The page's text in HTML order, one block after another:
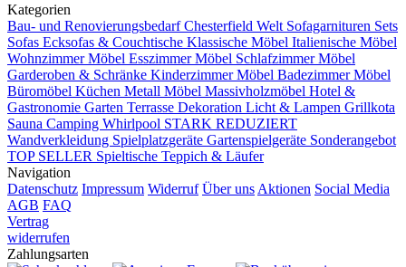
Kategorien
Bau- und RenovierungsbedarfChesterfield Welt Sofagarnituren Sets
Sofas Ecksofas & Couchtische Klassische Möbel Italienische Möbel
Wohnzimmer Möbel Esszimmer Möbel Schlafzimmer Möbel
Garderoben & Schränke Kinderzimmer Möbel Badezimmer Möbel
Büromöbel Küchen Metall Möbel Massivholzmöbel Hotel &
Gastronomie Garten Terrasse Dekoration Licht & Lampen Grillkota
Sauna Camping Whirlpool STARK REDUZIERT
Wandverkleidung Spielplatzgeräte Gartenspielgeräte Sonderangebot
TOP SELLER Spieltische Teppich & Läufer
Navigation
Datenschutz Impressum Widerruf Über uns Aktionen Social Media
AGB FAQ
Vertrag
widerrufen
Zahlungsarten